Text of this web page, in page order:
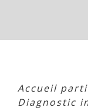
Accueil
Diagnostic